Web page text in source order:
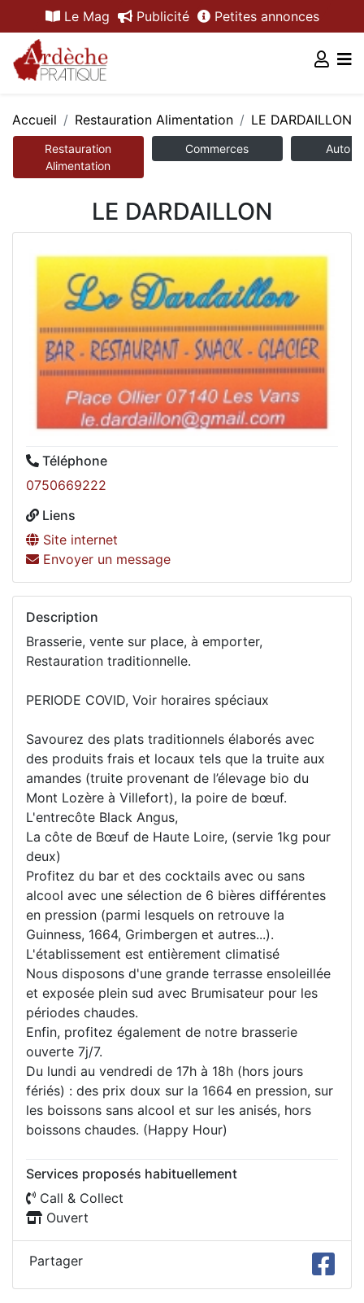
Le Mag Publicité Petites annonces
Accueil Restauration Alimentation LE DARDAILLON
Restauration
Alimentation
Commerces Auto /
LE DARDAILLON
Téléphone
0750669222
Liens
Site internet
Envoyer un message
Description
Brasserie, vente sur place, à emporter,
Restauration traditionnelle.
PERIODE COVID, Voir horaires spéciaux
Savourez des plats traditionnels élaborés avec
des produits frais et locaux tels que la truite aux
amandes (truite provenant de l’élevage bio du
Mont Lozère à Villefort), la poire de bœuf.
L'entrecôte Black Angus,
La côte de Bœuf de Haute Loire, (servie 1kg pour
deux)
Profitez du bar et des cocktails avec ou sans
alcool avec une sélection de 6 bières différentes
en pression (parmi lesquels on retrouve la
Guinness, 1664, Grimbergen et autres...).
L'établissement est entièrement climatisé
Nous disposons d'une grande terrasse ensoleillée
et exposée plein sud avec Brumisateur pour les
périodes chaudes.
Enfin, profitez également de notre brasserie
ouverte 7j/7.
Du lundi au vendredi de 17h à 18h (hors jours
fériés) : des prix doux sur la 1664 en pression, sur
les boissons sans alcool et sur les anisés, hors
boissons chaudes. (Happy Hour)
Services proposés habituellement
Call & Collect
Ouvert
Partager